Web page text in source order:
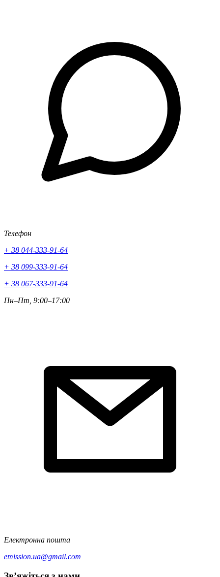
Телефон
+ 38 044-333-91-64
+ 38 099-333-91-64
+ 38 067-333-91-64
Пн–Пт, 9:00–17:00
Електронна пошта
emission.ua@gmail.com